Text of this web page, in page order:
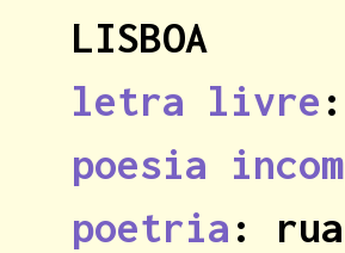
LISBOA
letra livre
poesia
poetria :